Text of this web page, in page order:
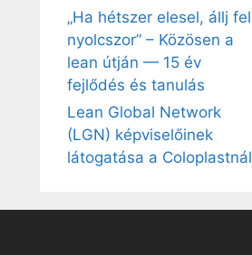
„Ha hétszer elesel, állj fel
nyolcszor” – Közösen a
lean útján — 15 év
fejlődés és tanulás
Lean Global Network
(LGN) képviselőinek
látogatása a Coloplastnál